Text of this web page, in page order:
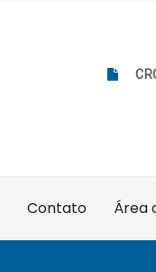
Contato Área